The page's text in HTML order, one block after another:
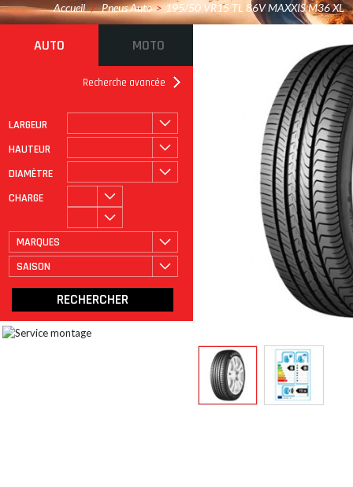
Accueil / Pneus Auto > 195/50 VR15 TL 86V MAXXIS M36 XL
AUTO MOTO
Recherche avancée
LARGEUR
HAUTEUR
DIAMÈTRE
CHARGE
MARQUES
SAISON
ROULAGE À PLAT